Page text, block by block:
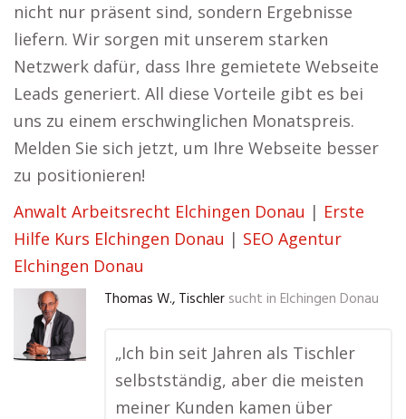
nicht nur präsent sind, sondern Ergebnisse
liefern. Wir sorgen mit unserem starken
Netzwerk dafür, dass Ihre gemietete Webseite
Leads generiert. All diese Vorteile gibt es bei
uns zu einem erschwinglichen Monatspreis.
Melden Sie sich jetzt, um Ihre Webseite besser
zu positionieren!
Anwalt Arbeitsrecht Elchingen Donau | Erste
Hilfe Kurs Elchingen Donau | SEO Agentur
Elchingen Donau
Thomas W., Tischler sucht in Elchingen Donau
„Ich bin seit Jahren als Tischler
selbstständig, aber die meisten
meiner Kunden kamen über